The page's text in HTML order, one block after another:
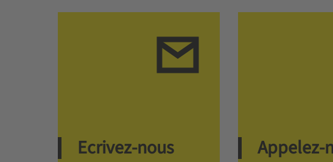
Ecrivez-nous Appelez-